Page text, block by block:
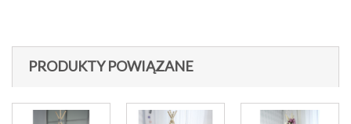
PRODUKTY POWIĄZANE